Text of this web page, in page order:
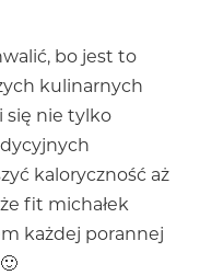
bo jest to
kulinarnych
się nie tylko
kaloryczność aż
fit michałek
każdej porannej